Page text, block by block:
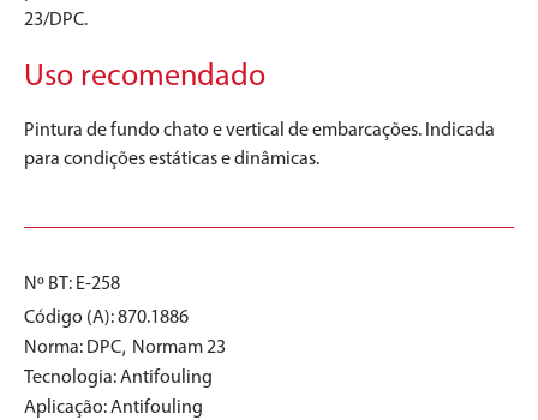
23/DPC.
Uso recomendado
Pintura de fundo chato e vertical de embarcações. Indicada
para condições estáticas e dinâmicas.
Nº BT: E-258
Código (A): 870.1886
Norma: DPC, Normam 23
Tecnologia:Antifouling
Aplicação:Antifouling